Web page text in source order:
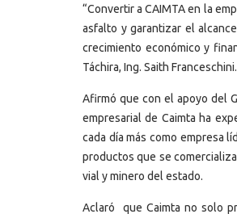
“Convertir a CAIMTA en la
asfalto y garantizar el
crecimiento económico y
Táchira, Ing. Saith Franceschini.
Afirmó que con el apoyo del
empresarial de Caimta ha
cada día más como empresa
productos que se
vial y minero del estado.
Aclaró que Caimta no solo